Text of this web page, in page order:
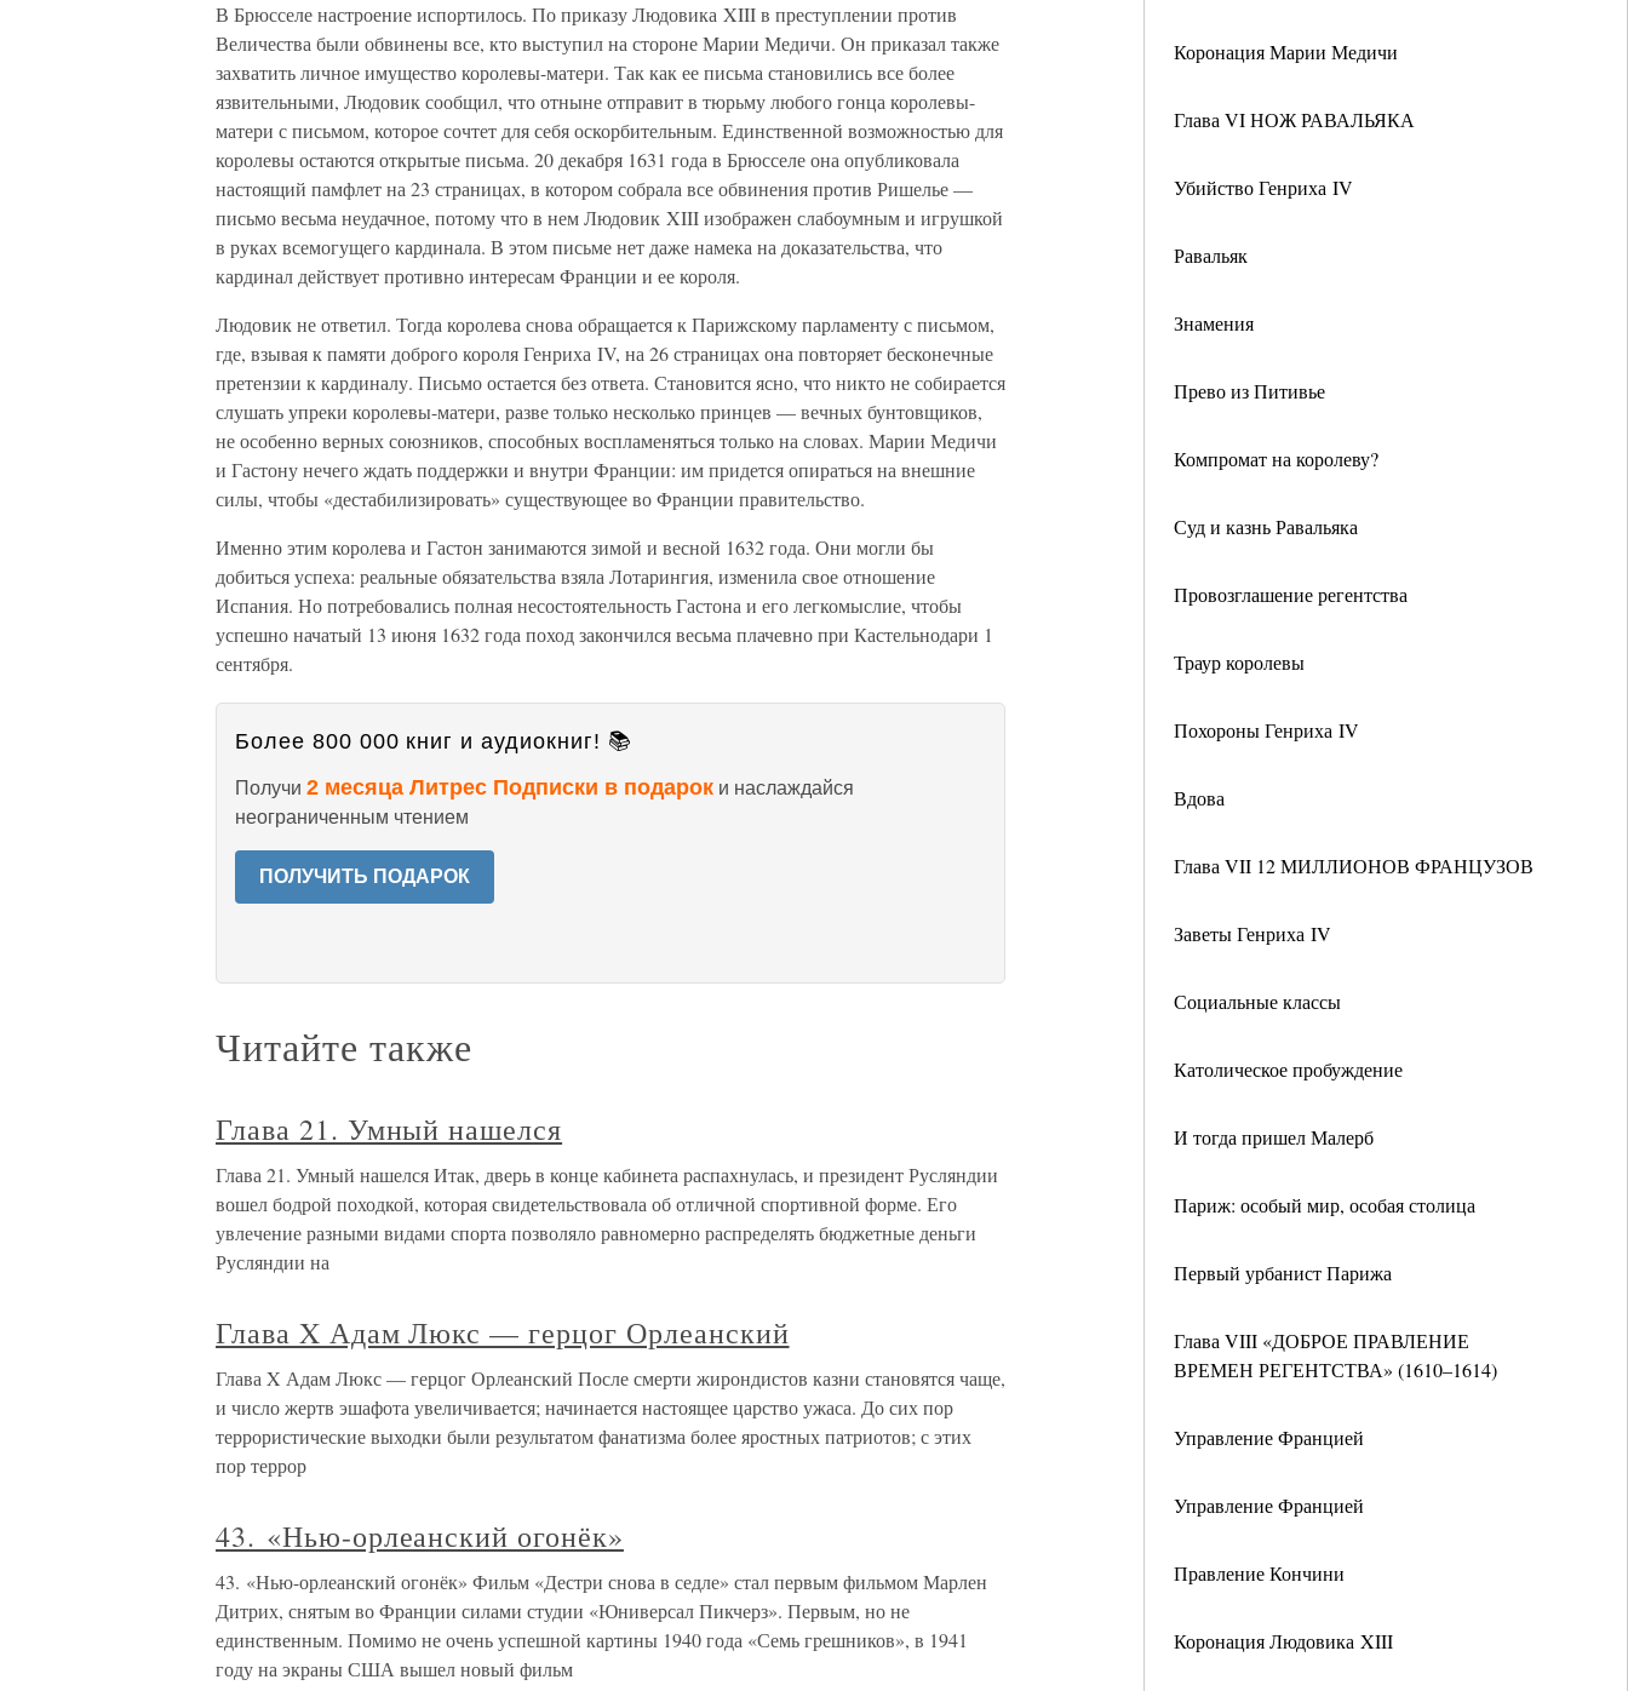
Коронация Марии Медичи
Глава VI НОЖ РАВАЛЬЯКА
Убийство Генриха IV
Равальяк
Знамения
Прево из Питивье
Компромат на королеву?
Суд и казнь Равальяка
Провозглашение регентства
Траур королевы
Похороны Генриха IV
Вдова
Глава VII 12 МИЛЛИОНОВ ФРАНЦУЗОВ
Заветы Генриха IV
Социальные классы
Католическое пробуждение
И тогда пришел Малерб
Париж: особый мир, особая столица
Первый урбанист Парижа
Глава VIII «ДОБРОЕ ПРАВЛЕНИЕ
ВРЕМЕН РЕГЕНТСТВА» (1610–1614)
Управление Францией
Управление Францией
Правление Кончини
Коронация Людовика XIII
В Брюсселе настроение испортилось. По приказу Людовика XIII в преступлении против
Величества были обвинены все, кто выступил на стороне Марии Медичи. Он приказал также
захватить личное имущество королевы-матери. Так как ее письма становились все более
язвительными, Людовик сообщил, что отныне отправит в тюрьму любого гонца королевы-
матери с письмом, которое сочтет для себя оскорбительным. Единственной возможностью для
королевы остаются открытые письма. 20 декабря 1631 года в Брюсселе она опубликовала
настоящий памфлет на 23 страницах, в котором собрала все обвинения против Ришелье —
письмо весьма неудачное, потому что в нем Людовик XIII изображен слабоумным и игрушкой
в руках всемогущего кардинала. В этом письме нет даже намека на доказательства, что
кардинал действует противно интересам Франции и ее короля.
Людовик не ответил. Тогда королева снова обращается к Парижскому парламенту с письмом,
где, взывая к памяти доброго короля Генриха IV, на 26 страницах она повторяет бесконечные
претензии к кардиналу. Письмо остается без ответа. Становится ясно, что никто не собирается
слушать упреки королевы-матери, разве только несколько принцев — вечных бунтовщиков,
не особенно верных союзников, способных воспламеняться только на словах. Марии Медичи
и Гастону нечего ждать поддержки и внутри Франции: им придется опираться на внешние
силы, чтобы «дестабилизировать» существующее во Франции правительство.
Именно этим королева и Гастон занимаются зимой и весной 1632 года. Они могли бы
добиться успеха: реальные обязательства взяла Лотарингия, изменила свое отношение
Испания. Но потребовались полная несостоятельность Гастона и его легкомыслие, чтобы
успешно начатый 13 июня 1632 года поход закончился весьма плачевно при Кастельнодари 1
сентября.
Более 800 000 книг и аудиокниг! 📚
Получи 2 месяца Литрес Подписки в подарок и наслаждайся
неограниченным чтением
ПОЛУЧИТЬ ПОДАРОК
Читайте также
Глава 21. Умный нашелся
Глава 21. Умный нашелся Итак, дверь в конце кабинета распахнулась, и президент Русляндии
вошел бодрой походкой, которая свидетельствовала об отличной спортивной форме. Его
увлечение разными видами спорта позволяло равномерно распределять бюджетные деньги
Русляндии на
Глава X Адам Люкс — герцог Орлеанский
Глава X Адам Люкс — герцог Орлеанский После смерти жирондистов казни становятся чаще,
и число жертв эшафота увеличивается; начинается настоящее царство ужаса. До сих пор
террористические выходки были результатом фанатизма более яростных патриотов; с этих
пор террор
43. «Нью-орлеанский огонёк»
43. «Нью-орлеанский огонёк» Фильм «Дестри снова в седле» стал первым фильмом Марлен
Дитрих, снятым во Франции силами студии «Юниверсал Пикчерз». Первым, но не
единственным. Помимо не очень успешной картины 1940 года «Семь грешников», в 1941
году на экраны США вышел новый фильм